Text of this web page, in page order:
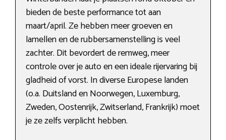
bieden de beste performance tot aan
maart/april. Ze hebben meer groeven en
lamellen en de rubbersamenstelling is veel
zachter. Dit bevordert de remweg, meer
controle over je auto en een ideale rijervaring bij
gladheid of vorst. In diverse Europese landen
(o.a. Duitsland en Noorwegen, Luxemburg,
Zweden, Oostenrijk, Zwitserland, Frankrijk) moet
je ze zelfs verplicht hebben.